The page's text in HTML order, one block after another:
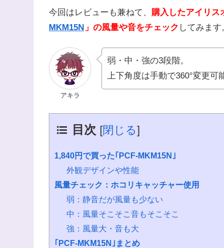
今回はレビューも兼ねて、 購入したアイリス
MKM15N 」の風量や音をチェック してみます
アキラ
弱・中・強の3段階。
上下角度は手動で360°変更可
目次 [閉じる]
1,840円で買った｢PCF-MKM15N｣
外観デザインや性能
風量チェック：ホコリキャッチャー使用
弱：静音だが風量も少ない
中：風量そこそこ音もそこそこ
強：風量大・音も大
｢PCF-MKM15N｣まとめ